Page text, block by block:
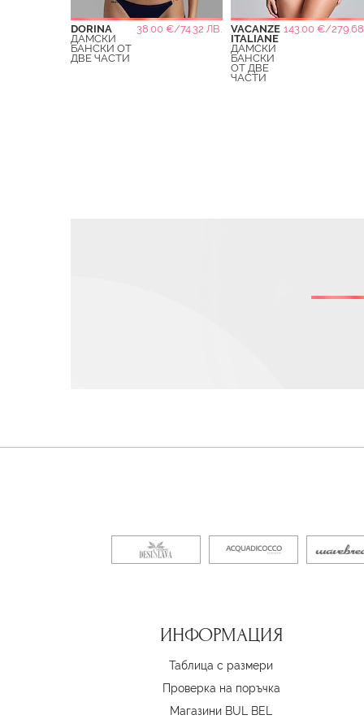
DORINA
38.00 €/74.32 ЛВ.
ДАМСКИ
БАНСКИ ОТ
ДВЕ ЧАСТИ
VACANZE
ITALIANE
143.00 €/
ДАМСКИ
БАНСКИ
ОТ ДВЕ
ЧАСТИ
ИНФОРМАЦИЯ
Таблица с размери
Проверка на поръчка
Магазини BUL BEL